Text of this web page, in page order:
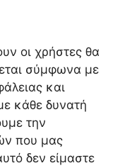
οι χρήστες θα
σύμφωνα με
και
κάθε δυνατή
την
που μας
δεν είμαστε